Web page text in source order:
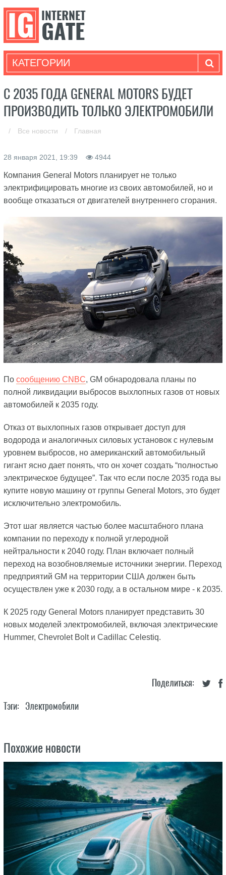
КАТЕГОРИИ
С 2035 ГОДА GENERAL MOTORS БУДЕТ
ПРОИЗВОДИТЬ ТОЛЬКО ЭЛЕКТРОМОБИЛИ
/ Все новости / Главная
28 января 2021, 19:39 4944
Компания General Motors планирует не только
электрифицировать многие из своих автомобилей, но и
вообще отказаться от двигателей внутреннего сгорания.
По сообщению CNBC, GM обнародовала планы по
полной ликвидации выбросов выхлопных газов от новых
автомобилей к 2035 году.
Отказ от выхлопных газов открывает доступ для
водорода и аналогичных силовых установок с нулевым
уровнем выбросов, но американский автомобильный
гигант ясно дает понять, что он хочет создать “полностью
электрическое будущее”. Так что если после 2035 года вы
купите новую машину от группы General Motors, это будет
исключительно электромобиль.
Этот шаг является частью более масштабного плана
компании по переходу к полной углеродной
нейтральности к 2040 году. План включает полный
переход на возобновляемые источники энергии. Переход
предприятий GM на территории США должен быть
осуществлен уже к 2030 году, а в остальном мире - к 2035.
К 2025 году General Motors планирует представить 30
новых моделей электромобилей, включая электрические
Hummer, Chevrolet Bolt и Cadillac Celestiq.
Поделиться:
Тэги: Электромобили
Похожие новости